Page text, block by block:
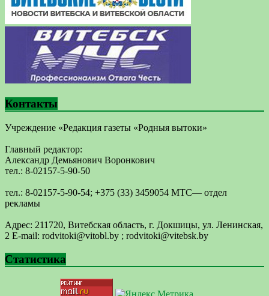
Контакты
Учреждение «Редакция газеты «Родныя вытоки»
Главный редактор:
Александр Демьянович Воронкович
тел.: 8-02157-5-90-50
тел.: 8-02157-5-90-54; +375 (33) 3459054 МТС— отдел
рекламы
Адрес: 211720, Витебская область, г. Докшицы, ул. Ленинская,
2 E-mail: ​rodvitoki@​​vitobl​.by ; rodvitoki@vitebsk.by
Статистика